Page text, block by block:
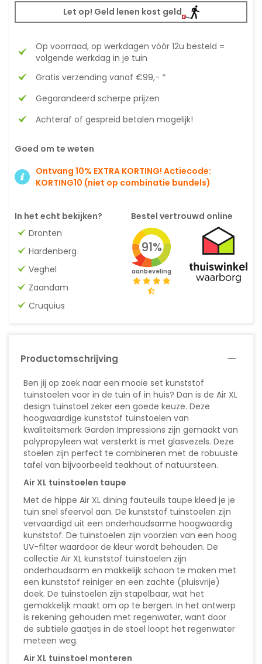
Let op! Geld lenen kost geld
Op voorraad, op werkdagen vóór 12u besteld =
volgende werkdag in je tuin
Gratis verzending vanaf €99,- *
Gegarandeerd scherpe prijzen
Achteraf of gespreid betalen mogelijk!
Goed om te weten
Ontvang 10% EXTRA KORTING! Actiecode:
KORTING10 (niet op combinatie bundels)
In het echt bekijken?
Dronten
Hardenberg
Veghel
Zaandam
Cruquius
Bestel vertrouwd online
91%
aanbeveling
Productomschrijving
Ben jij op zoek naar een mooie set kunststof
tuinstoelen voor in de tuin of in huis? Dan is de Air XL
design tuinstoel zeker een goede keuze. Deze
hoogwaardige kunststof tuinstoelen van
kwaliteitsmerk Garden Impressions zijn gemaakt van
polypropyleen wat versterkt is met glasvezels. Deze
stoelen zijn perfect te combineren met de robuuste
tafel van bijvoorbeeld teakhout of natuursteen.
Air XL tuinstoelen taupe
Met de hippe Air XL dining fauteuils taupe kleed je je
tuin snel sfeervol aan. De kunststof tuinstoelen zijn
vervaardigd uit een onderhoudsarme hoogwaardig
kunststof. De tuinstoelen zijn voorzien van een hoog
UV-filter waardoor de kleur wordt behouden. De
collectie Air XL kunststof tuinstoelen zijn
onderhoudsarm en makkelijk schoon te maken met
een kunststof reiniger en een zachte (pluisvrije)
doek. De tuinstoelen zijn stapelbaar, wat het
gemakkelijk maakt om op te bergen. In het ontwerp
is rekening gehouden met regenwater, want door
de subtiele gaatjes in de stoel loopt het regenwater
meteen weg.
Air XL tuinstoel monteren